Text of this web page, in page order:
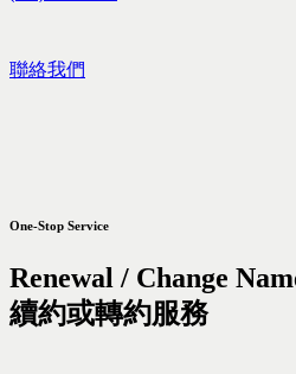
聯絡我們
One-Stop Service
Renewal / Change
續約或轉約服務